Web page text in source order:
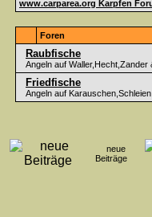
www.carparea.org Karpfen
Foren
Raubfische
Angeln auf Waller,Hecht,Zander
Friedfische
Angeln auf
neue
Beiträge